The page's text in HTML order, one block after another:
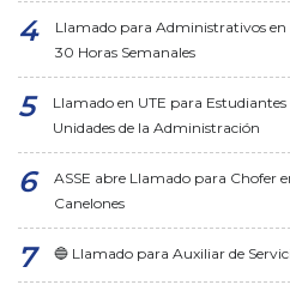
Llamado para Administrativos en
30 Horas Semanales
Llamado en UTE para
Unidades de la Administración
ASSE abre Llamado para Chofer
Canelones
🔵 Llamado para Auxiliar de